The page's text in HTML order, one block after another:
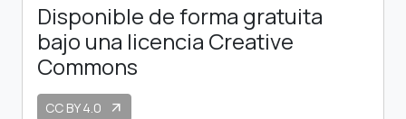
Disponible de forma gratuita
bajo una licencia Creative
Commons
CC BY 4.0 arrow_outward